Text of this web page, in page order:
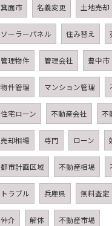
箕面市 名義変更 土地売却
ソーラーパネル 住み替え
管理物件 管理会社 豊中市
物件管理 マンション管理
住宅ローン 不動産会社 不
売却相場 専門 ローン
都市計画区域 不動産相場
トラブル 兵庫県 無料査定
仲介 解体 不動産市場